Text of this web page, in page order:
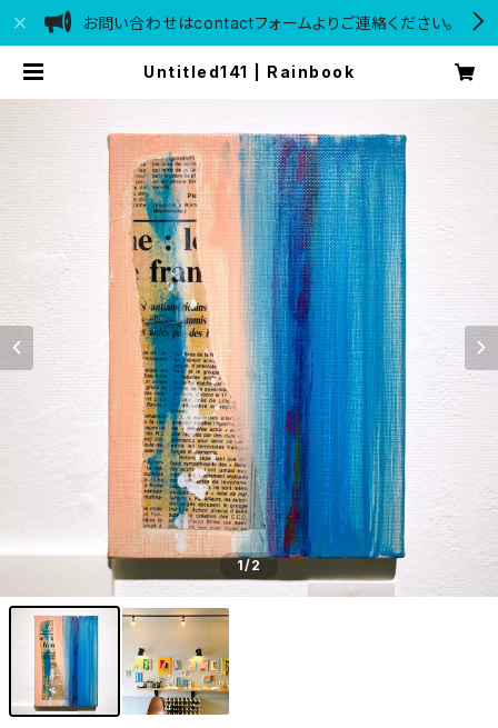
お問い合わせはcontactフォームよりご連絡ください。
Untitled141 | Rainbook
1/2